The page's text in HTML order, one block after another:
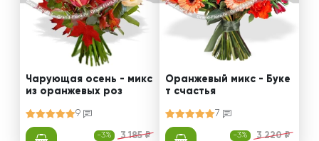
Чарующая осень - микс
из оранжевых роз
9
-3% 3 185 ₽
Оранжевый микс - Буке
т счастья
7
-3% 3 220 ₽